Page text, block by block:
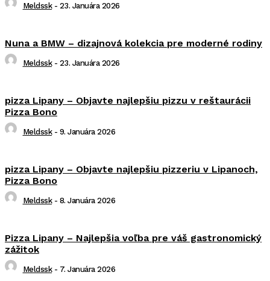
Meldssk - 23. Januára 2026
Nuna a BMW – dizajnová kolekcia pre moderné rodiny
Meldssk - 23. Januára 2026
pizza Lipany – Objavte najlepšiu pizzu v reštaurácii
Pizza Bono
Meldssk - 9. Januára 2026
pizza Lipany – Objavte najlepšiu pizzeriu v Lipanoch,
Pizza Bono
Meldssk - 8. Januára 2026
Pizza Lipany – Najlepšia voľba pre váš gastronomický
zážitok
Meldssk - 7. Januára 2026